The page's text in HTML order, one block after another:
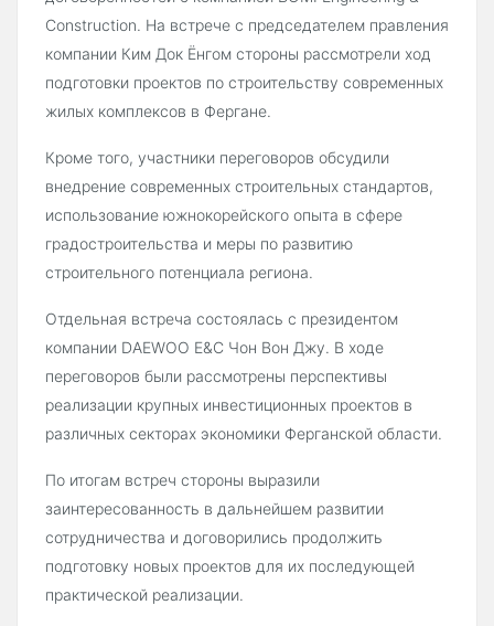
Construction. На встрече с председателем правления
компании Ким Док Ёнгом стороны рассмотрели ход
подготовки проектов по строительству современных
жилых комплексов в Фергане.
Кроме того, участники переговоров обсудили
внедрение современных строительных стандартов,
использование южнокорейского опыта в сфере
градостроительства и меры по развитию
строительного потенциала региона.
Отдельная встреча состоялась с президентом
компании DAEWOO E&C Чон Вон Джу. В ходе
переговоров были рассмотрены перспективы
реализации крупных инвестиционных проектов в
различных секторах экономики Ферганской области.
По итогам встреч стороны выразили
заинтересованность в дальнейшем развитии
сотрудничества и договорились продолжить
подготовку новых проектов для их последующей
практической реализации.